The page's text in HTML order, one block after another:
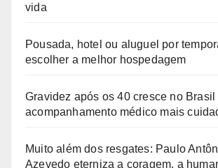
vida
Pousada, hotel ou aluguel por
escolher a melhor hospedagem
Gravidez após os 40 cresce no
acompanhamento médico mais
Muito além dos resgates: Paulo
Azevedo eterniza a coragem, a